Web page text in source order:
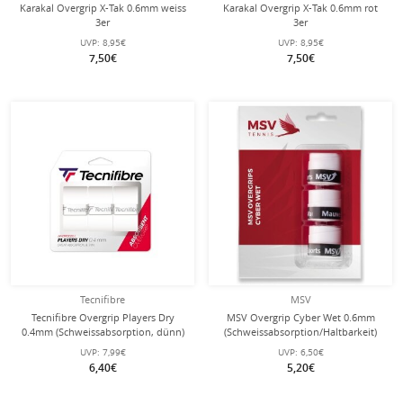
Karakal Overgrip X-Tak 0.6mm weiss
3er
UVP: 8,95€
7,50€
Karakal Overgrip X-Tak 0.6mm rot
3er
UVP: 8,95€
7,50€
Tecnifibre
Tecnifibre Overgrip Players Dry
0.4mm (Schweissabsorption, dünn)
weiss 3er
UVP: 7,99€
6,40€
MSV
MSV Overgrip Cyber Wet 0.6mm
(Schweissabsorption/Haltbarkeit)
weiss 3er
UVP: 6,50€
5,20€